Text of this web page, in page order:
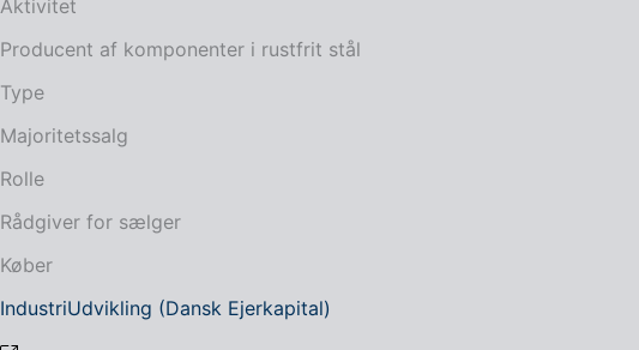
Aktivitet
Producent af komponenter i rustfrit stål
Type
Majoritetssalg
Rolle
Rådgiver for sælger
Køber
IndustriUdvikling (Dansk Ejerkapital)